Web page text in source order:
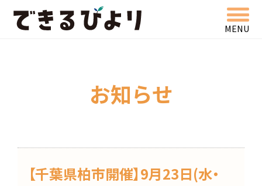
MENU
お知らせ
【千葉県柏市開催】9月23日(水・